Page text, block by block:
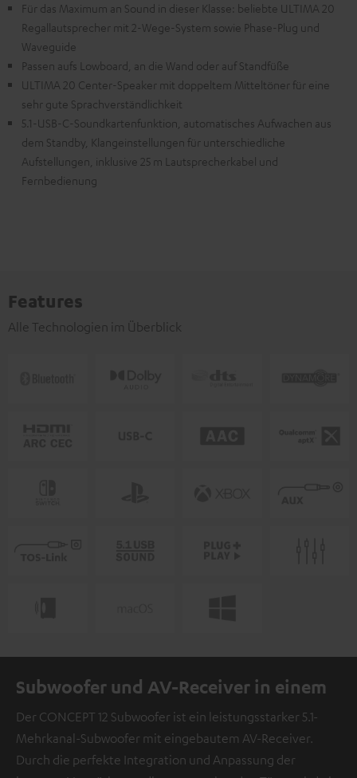
Für das Maximum an Sound in dieser Klasse: beliebte ULTIMA 20
Regallautsprecher mit 2-Wege-System sowie Phase-Plug und
Waveguide
Passen aufs Lowboard, an die Wand oder auf Standfüße
ULTIMA 20 Center-Speaker mit doppeltem Mitteltöner für eine
sehr gute Sprachverständlichkeit
5.1-USB-C-Soundkartenfunktion, automatisches Aufwachen aus
dem Standby, Klangeinstellungen für unterschiedliche
Aufstellungen, inklusive 25 m Lautsprecherkabel und
Fernbedienung
Features
Alle Technologien im Überblick
Subwoofer und AV-Receiver in einem
Der CONCEPT 12 Subwoofer ist ein leistungsstarker 5.1-
Mehrkanal-Subwoofer mit eingebautem AV-Receiver.
Durch die perfekte Integration und Anpassung der